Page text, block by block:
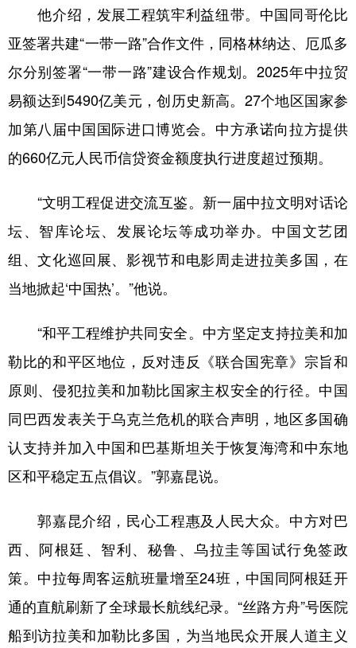
陕西 甘肃 青海 宁夏
新疆 内蒙古 黑龙江
多语种频道
English Español Français عربى
Русский язык 日本語 한국어
Deutsch Português
他介绍，发展工程筑牢利益纽带。中国同哥伦比
亚签署共建“一带一路”合作文件，同格林纳达、厄瓜多
尔分别签署“一带一路”建设合作规划。2025年中拉贸
易额达到5490亿美元，创历史新高。27个地区国家参
加第八届中国国际进口博览会。中方承诺向拉方提供
的660亿元人民币信贷资金额度执行进度超过预期。
“文明工程促进交流互鉴。新一届中拉文明对话论
坛、智库论坛、发展论坛等成功举办。中国文艺团
组、文化巡回展、影视节和电影周走进拉美多国，在
当地掀起‘中国热’。”他说。
“和平工程维护共同安全。中方坚定支持拉美和加
勒比的和平区地位，反对违反《联合国宪章》宗旨和
原则、侵犯拉美和加勒比国家主权安全的行径。中国
同巴西发表关于乌克兰危机的联合声明，地区多国确
认支持并加入中国和巴基斯坦关于恢复海湾和中东地
区和平稳定五点倡议。”郭嘉昆说。
郭嘉昆介绍，民心工程惠及人民大众。中方对巴
西、阿根廷、智利、秘鲁、乌拉圭等国试行免签政
策。中拉每周客运航班量增至24班，中国同阿根廷开
通的直航刷新了全球最长航线纪录。“丝路方舟”号医院
船到访拉美和加勒比多国，为当地民众开展人道主义